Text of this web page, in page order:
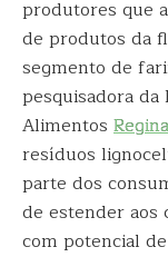
produtores que
de produtos da
segmento de
pesquisadora
Alimentos
resíduos
parte dos
de estender aos
com potencial